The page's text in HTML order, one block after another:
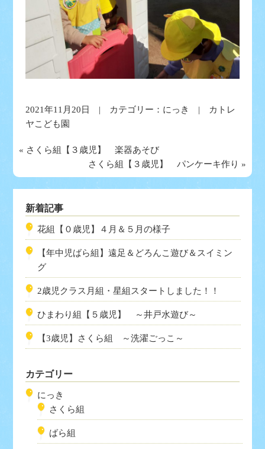
2021年11月20日 | カテゴリー： にっき
| カトレ
ヤこども園
« さくら組【３歳児】 楽器あそび
さくら組【３歳児】 パンケーキ作り »
新着記事
花組【０歳児】４月＆５月の様子
【年中児ばら組】遠足＆どろんこ遊び＆スイミン
グ
2歳児クラス月組・星組スタートしました！！
ひまわり組【５歳児】 ～井戸水遊び～
【3歳児】さくら組 ～洗濯ごっこ～
カテゴリー
にっき
さくら組
ばら組